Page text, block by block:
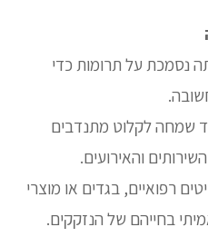
נסמכת על תרומות כדי
שמחה לקלוט מתנדבים
והאירועים.
רפואיים, בגדים או מוצרי
בחייהם של הנזקקים.